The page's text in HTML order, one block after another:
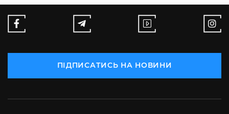
ПІДПИСАТИСЬ НА НОВИНИ